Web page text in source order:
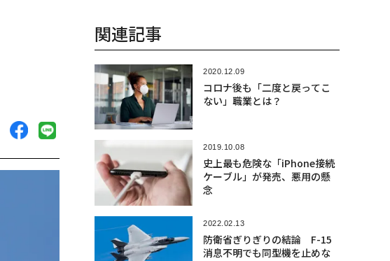
関連記事
2020.12.09
コロナ後も「二度と戻ってこ
ない」職業とは？
2019.10.08
史上最も危険な「iPhone接続
ケーブル」が発売、悪用の懸
念
2022.02.13
防衛省ぎりぎりの結論 F-15
消息不明でも同型機を止めな